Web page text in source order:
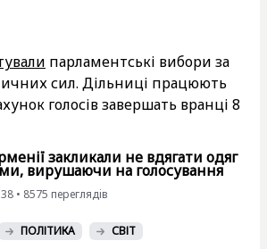
парламентські вибори за
сил. Дільниці працюють
голосів завершать вранці 8
закликали не вдягати одяг
вирушаючи на голосування
• 8575 переглядiв
ПОЛІТИКА СВІТ